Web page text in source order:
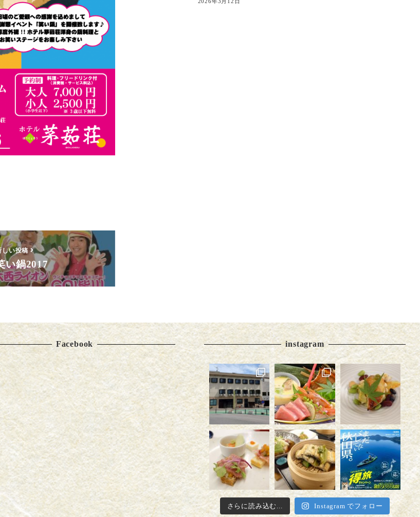
しい投稿
い鍋2017
Facebook instagram
さらに読み込む... Instagram でフォロー